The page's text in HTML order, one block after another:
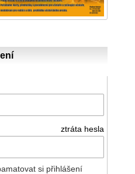
ztráta hesla
si přihlášení